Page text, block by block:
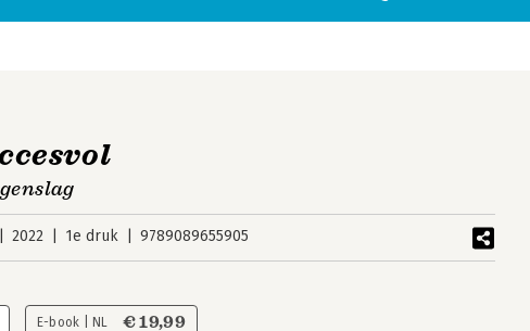
2022 1e druk 9789089655905
E-book | NL € 19,99
Personen